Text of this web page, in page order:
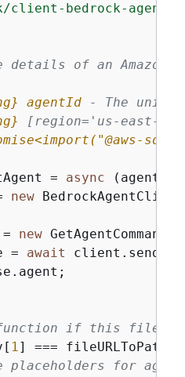
client-bedrock-agent"
of an Amazon
agentId - The
[region='us-east-1']
= async
new
= new GetAgentCommand(
= await
if this file
1] === fileURLToPath(
placeholders for